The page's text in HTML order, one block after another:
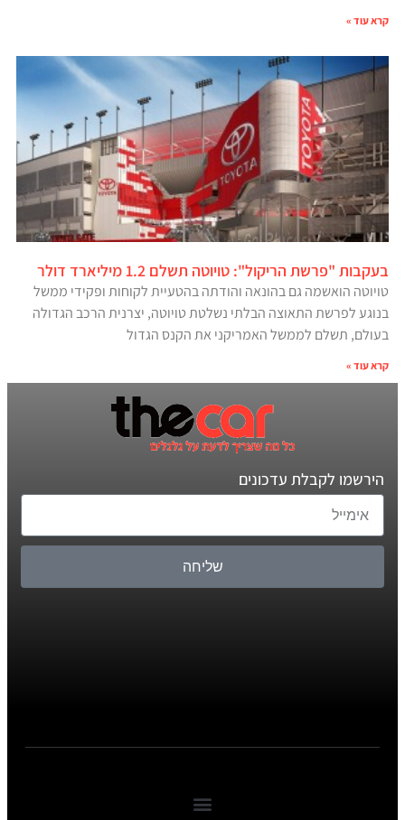
קרא עוד »
בעקבות "פרשת הריקול": טויוטה תשלם 1.2 מיליארד דולר
טויוטה הואשמה גם בהונאה והודתה בהטעיית לקוחות ופקידי ממשל
בנוגע לפרשת התאוצה הבלתי נשלטת טויוטה, יצרנית הרכב הגדולה
בעולם, תשלם לממשל האמריקני את הקנס הגדול
קרא עוד »
הירשמו לקבלת עדכונים
שליחה